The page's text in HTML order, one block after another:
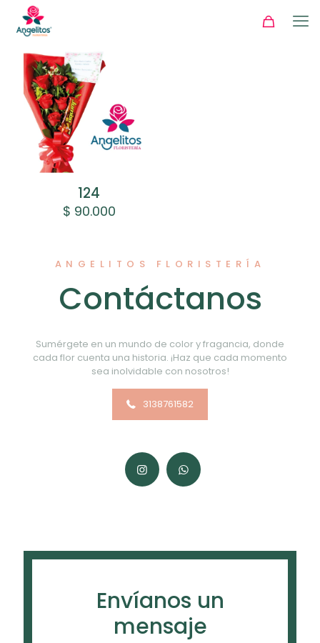
124
$ 90.000
ANGELITOS FLORISTERÍA
Contáctanos
Sumérgete en un mundo de color y fragancia, donde
cada flor cuenta una historia. ¡Haz que cada momento
sea inolvidable con nosotros!
3138761582
Envíanos un
mensaje